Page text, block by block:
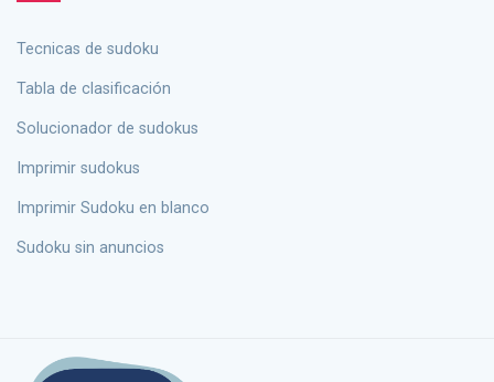
tecnicas de sudoku
Tabla de clasificación
solucionador de sudokus
Imprimir sudokus
Imprimir Sudoku en blanco
Sudoku sin anuncios